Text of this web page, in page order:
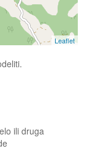
Leaflet
ili druga